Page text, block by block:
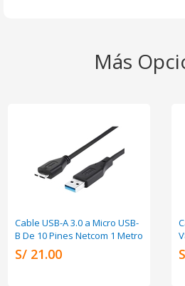
Más
Cable USB-A 3.0 a Micro USB-
B De 10 Pines Netcom 1 Metro
S/ 21.00